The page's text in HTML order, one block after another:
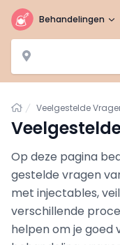
Behandelingen
HomeVeelgestelde
Op deze pagina
gestelde vragen
met injectables,
verschillende
helpen om je goed